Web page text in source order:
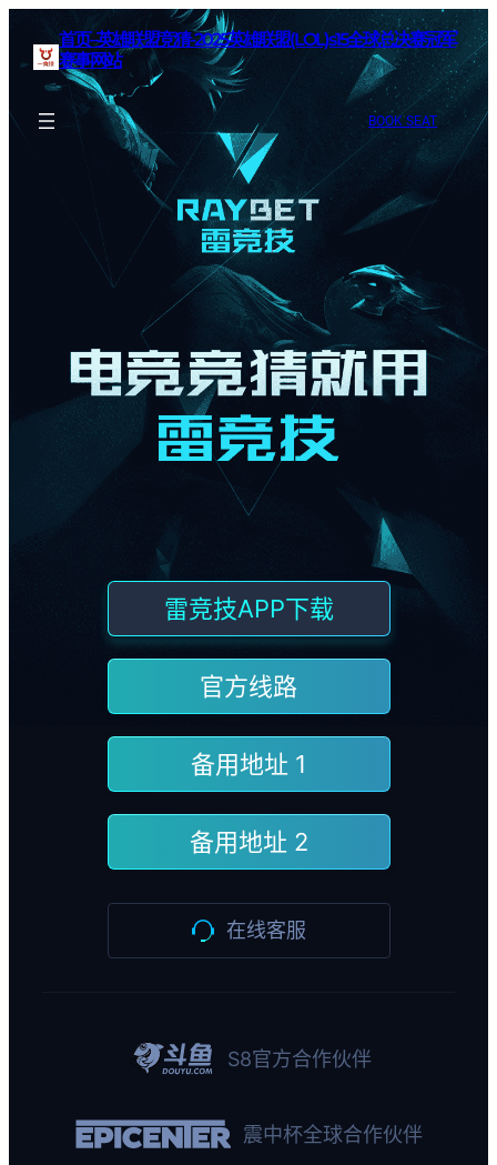
首页–英雄联盟竞猜-2025英雄联盟(LOL)s15全球总决赛冠军
赛事网站
BOOK SEAT